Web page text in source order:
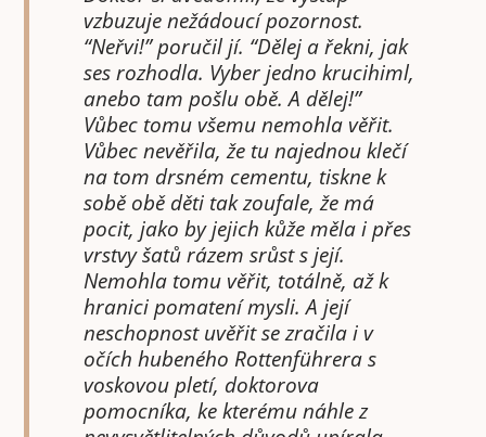
vzbuzuje nežádoucí pozornost.
“Neřvi!” poručil jí. “Dělej a řekni, jak
ses rozhodla. Vyber jedno krucihiml,
anebo tam pošlu obě. A dělej!”
Vůbec tomu všemu nemohla věřit.
Vůbec nevěřila, že tu najednou klečí
na tom drsném cementu, tiskne k
sobě obě děti tak zoufale, že má
pocit, jako by jejich kůže měla i přes
vrstvy šatů rázem srůst s její.
Nemohla tomu věřit, totálně, až k
hranici pomatení mysli. A její
neschopnost uvěřit se zračila i v
očích hubeného Rottenführera s
voskovou pletí, doktorova
pomocníka, ke kterému náhle z